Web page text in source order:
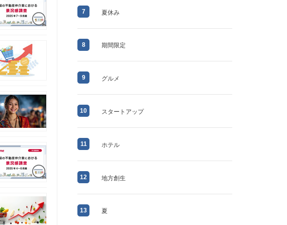
7 夏休み
8 期間限定
9 グルメ
10 スタートアップ
11 ホテル
12 地方創生
13 夏